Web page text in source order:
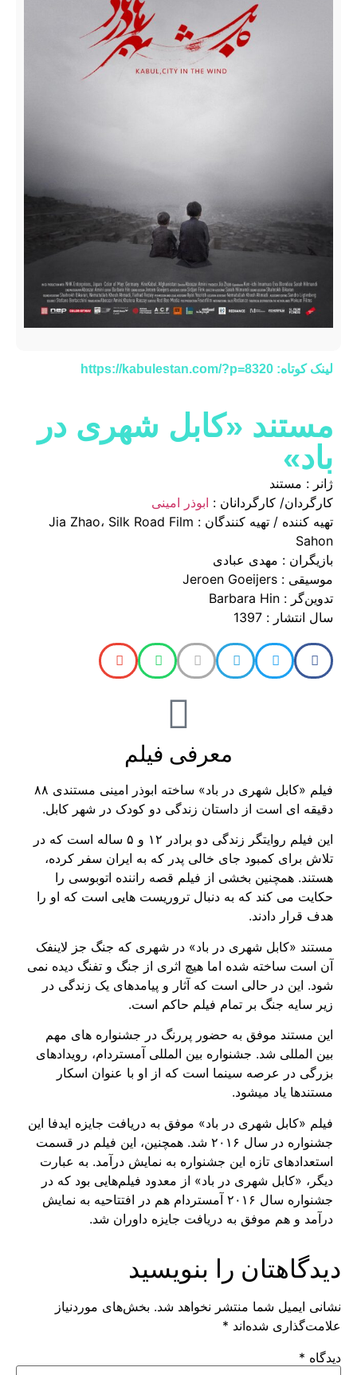
لینک کوتاه: https://kabulestan.com/?p=8320
مستند «کابل شهری در
باد»
ژانر : مستند
کارگردان/ کارگردانان : ابوذر امینی
تهیه کننده / تهیه کنندگان : Jia Zhao، Silk Road Film
Sahon
بازیگران : مهدی عبادی
موسیقی : Jeroen Goeijers
تدوین‌گر : Barbara Hin
سال انتشار : 1397
معرفی فیلم
فیلم «کابل شهری در باد» ساخته ابوذر امینی مستندی ۸۸
دقیقه­ ای است از داستان زندگی دو کودک در شهر کابل.
این فیلم روایت­گر زندگی دو برادر ۱۲ و ۵ ساله است که در
تلاش برای کمبود جای خالی پدر که به ایران سفر کرده،
هستند. همچنین بخشی از فیلم قصه راننده اتوبوسی را
حکایت می کند که به دنبال تروریست هایی است که او را
هدف قرار دادند.
مستند «کابل شهری در باد» در شهری که جنگ جز لاینفک
آن است ساخته شده اما هیچ اثری از جنگ و تفنگ دیده نمی
شود. این در حالی است که آثار و پیامدهای یک زندگی در
زیر سایه جنگ بر تمام فیلم حاکم است.
این مستند موفق به حضور پررنگ در جشنواره ­های مهم
بین­ المللی شد. جشنواره بین المللی آمستردام، رویدادهای
بزرگی در عرصه سینما است که از او با عنوان اسکار
مستندها یاد می­شود.
فیلم «کابل شهری در باد» موفق به دریافت جایزه ایدفا این
جشنواره در سال ۲۰۱۶ شد. همچنین، این فیلم در قسمت
استعدادهای تازه این جشنواره به نمایش درآمد. به عبارت
دیگر، «کابل شهری در باد» از معدود فیلم‌­هایی بود که در
جشنواره سال ۲۰۱۶ آمستردام هم در افتتاحیه به نمایش
درآمد و هم موفق به دریافت جایزه داوران شد.
دیدگاهتان را بنویسید
نشانی ایمیل شما منتشر نخواهد شد. بخش‌های موردنیاز
علامت‌گذاری شده‌اند *
دیدگاه *